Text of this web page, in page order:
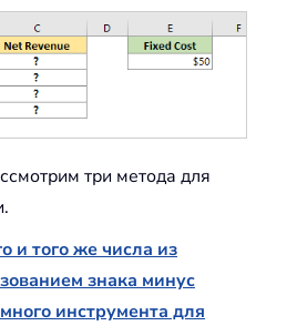
три метода для
и того же числа из
знака минус
инструмента для